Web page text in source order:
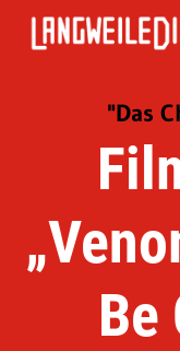
"Das
Be